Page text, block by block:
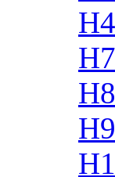
H4
H7
H8
H9